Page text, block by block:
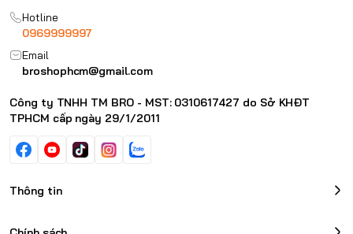
Hotline
0969999997
Email
broshophcm@gmail.com
Công ty TNHH TM BRO - MST: 0310617427 do Sở KHĐT
TPHCM cấp ngày 29/1/2011
Thông tin